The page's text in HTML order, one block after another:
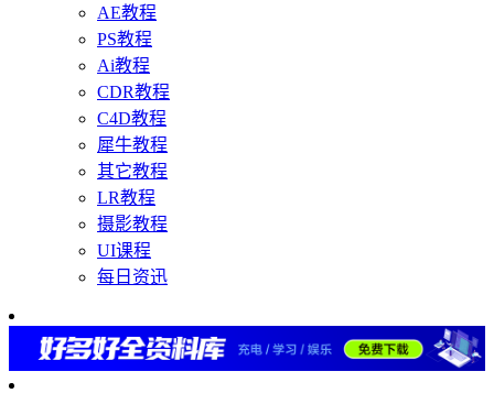
AE教程
PS教程
Ai教程
CDR教程
C4D教程
犀牛教程
其它教程
LR教程
摄影教程
UI课程
每日资迅